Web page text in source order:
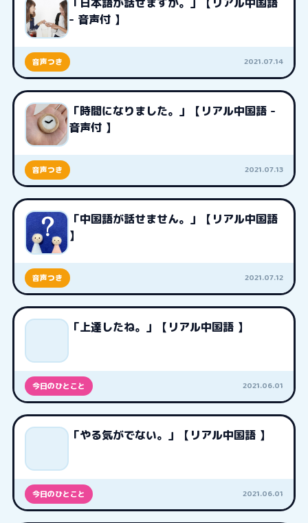
- 音声付 】
音声つき 2021.07.14
「時間になりました。」【リアル中国語 -
音声付 】
音声つき 2021.07.13
「中国語が話せません。」【リアル中国語
】
音声つき 2021.07.12
「上達したね。」【リアル中国語 】
今日のひとこと 2021.06.01
「やる気がでない。」【リアル中国語 】
今日のひとこと 2021.06.01